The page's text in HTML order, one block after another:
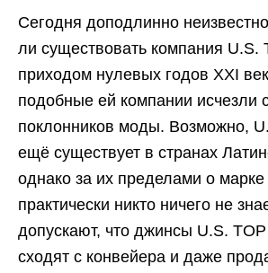
Сегодня доподлинно
ли существовать компания U.S.
приходом нулевых годов XXI
подобные ей компании исчезли
поклонников моды. Возможно,
ещё существует в странах
однако за их пределами о
практически никто ничего не
допускают, что джинсы U.S.
сходят с конвейера и даже